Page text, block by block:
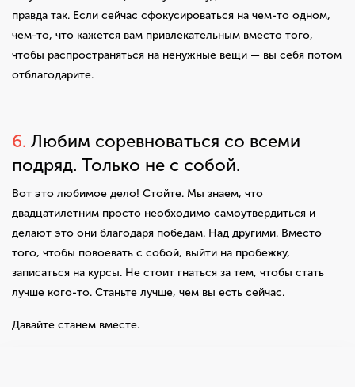
правда так. Если сейчас сфокусироваться на чем-то одном,
чем-то, что кажется вам привлекательным вместо того,
чтобы распространяться на ненужные вещи — вы себя потом
отблагодарите.
6. Любим соревноваться со всеми
подряд. Только не с собой.
Вот это любимое дело! Стойте. Мы знаем, что
двадцатилетним просто необходимо самоутвердиться и
делают это они благодаря победам. Над другими. Вместо
того, чтобы повоевать с собой, выйти на пробежку,
записаться на курсы. Не стоит гнаться за тем, чтобы стать
лучше кого-то. Станьте лучше, чем вы есть сейчас.
Давайте станем вместе.